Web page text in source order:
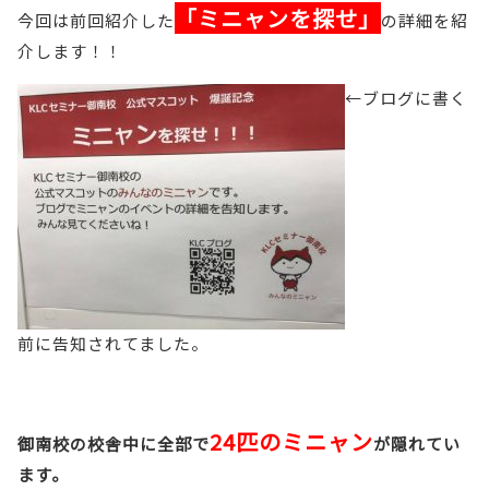
今回は前回紹介した 「ミニャンを探せ」
の詳細を紹
介します！！
←ブログに書く
前に告知されてました。
御南校の校舎中に全部で24匹のミニャンが隠れてい
ます。